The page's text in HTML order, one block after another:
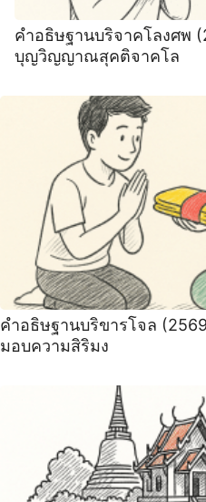
คำอธิษฐานบริจาคโลงศพ
บุญวิญญาณสุคติจาคโล
คำอธิษฐานบริขารโจล
มอบความสิริมง